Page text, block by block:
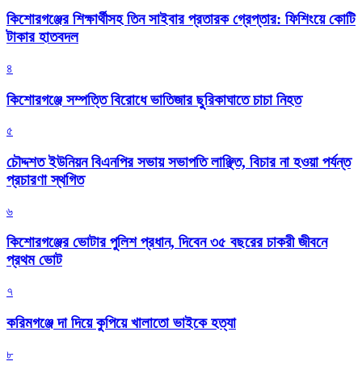
কিশোরগঞ্জের শিক্ষার্থীসহ তিন সাইবার প্রতারক গ্রেপ্তার: ফিশিংয়ে কোটি
টাকার হাতবদল
৪
কিশোরগঞ্জে সম্পত্তি বিরোধে ভাতিজার ছুরিকাঘাতে চাচা নিহত
৫
চৌদ্দশত ইউনিয়ন বিএনপির সভায় সভাপতি লাঞ্ছিত, বিচার না হওয়া পর্যন্ত
প্রচারণা স্থগিত
৬
কিশোরগঞ্জের ভোটার পুলিশ প্রধান, দিবেন ৩৫ বছরের চাকরী জীবনে
প্রথম ভোট
৭
করিমগঞ্জে দা দিয়ে কুপিয়ে খালাতো ভাইকে হত্যা
৮